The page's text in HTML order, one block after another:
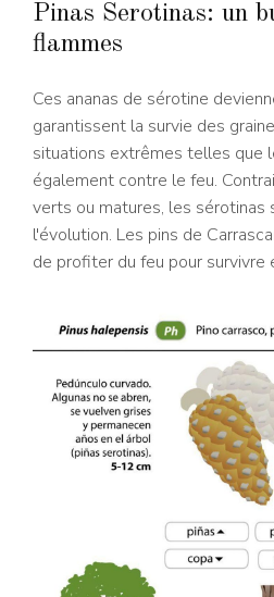
Pinas Serotinas: un
flammes
Ces ananas de sérotine
garantissent la survie des
situations extrêmes telles que
également contre le feu.
verts ou matures, les sérotinas
l'évolution. Les pins de
de profiter du feu pour survivre